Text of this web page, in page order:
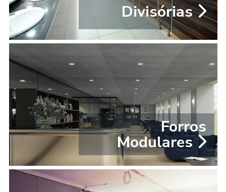
Divisórias
Forros
Modulares